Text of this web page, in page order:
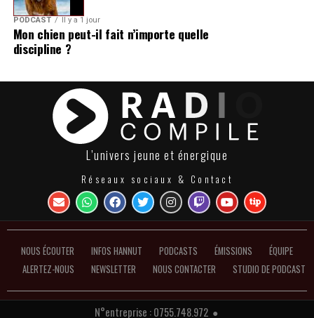
PODCAST Il y a 1 jour
Mon chien peut-il fait n’importe quelle
discipline ?
L’univers jeune et énergique
Réseaux sociaux & Contact
NOUS ÉCOUTER INFOS HANNUT PODCASTS ÉMISSIONS
ÉQUIPE
ALERTEZ-NOUS
NEWSLETTER NOUS CONTACTER STUDIO DE PODCAST
N°entreprise : 0755.748.972 ●